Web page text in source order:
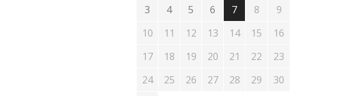
3
4 5 6 7 8
9
10
11 12 13 14 15
16
17
18 19 20 21 22
23
24
25 26 27 28 29
30